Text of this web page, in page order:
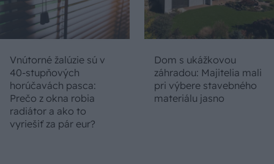
Vnútorné žalúzie sú v
40-stupňových
horúčavách pasca:
Prečo z okna robia
radiátor a ako to
vyriešiť za pár eur?
Dom s ukážkovou
záhradou: Majitelia mali
pri výbere stavebného
materiálu jasno